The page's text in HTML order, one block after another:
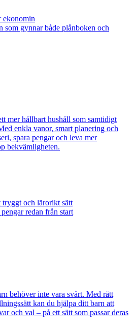
ekonomin
som gynnar både plånboken och
mer hållbart hushåll som samtidigt
enkla vanor, smart planering och
spara pengar och leva mer
bekvämligheten.
och lärorikt sätt
redan från start
behöver inte vara svårt. Med rätt
kan du hjälpa ditt barn att
och val – på ett sätt som passar deras